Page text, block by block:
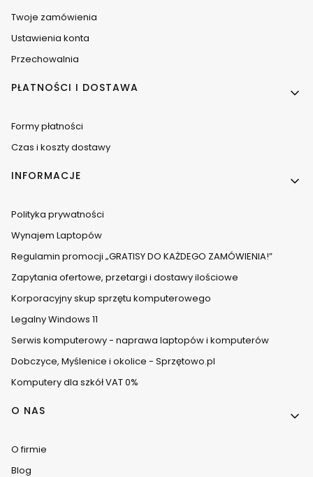
Twoje zamówienia
Ustawienia konta
Przechowalnia
PŁATNOŚCI I DOSTAWA
Formy płatności
Czas i koszty dostawy
INFORMACJE
Polityka prywatności
Wynajem Laptopów
Regulamin promocji „GRATISY DO KAŻDEGO ZAMÓWIENIA!”
Zapytania ofertowe, przetargi i dostawy ilościowe
Korporacyjny skup sprzętu komputerowego
Legalny Windows 11
Serwis komputerowy - naprawa laptopów i komputerów
Dobczyce, Myślenice i okolice - Sprzętowo.pl
Komputery dla szkół VAT 0%
O NAS
O firmie
Blog